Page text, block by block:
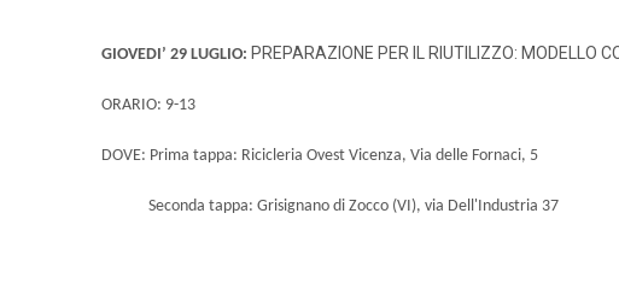
GIOVEDI’ 29 LUGLIO: PREPARAZIONE PER IL RIUTILIZZO: MODELLO
ORARIO: 9-13
DOVE: Prima tappa: Ricicleria Ovest Vicenza, Via delle Fornaci, 5
Seconda tappa: Grisignano di Zocco (VI), via Dell'Industria 37